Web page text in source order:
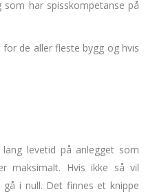
har spisskompetanse på
de aller fleste bygg og hvis
levetid på anlegget som
maksimalt. Hvis ikke så vil
gå i null. Det finnes et knippe